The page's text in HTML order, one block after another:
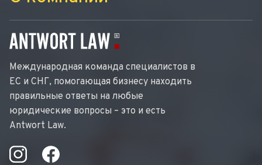
Международная команда специалистов в
ЕС и СНГ, помогающая бизнесу находить
правильные ответы на любые
юридические вопросы – это и есть
Antwort Law.